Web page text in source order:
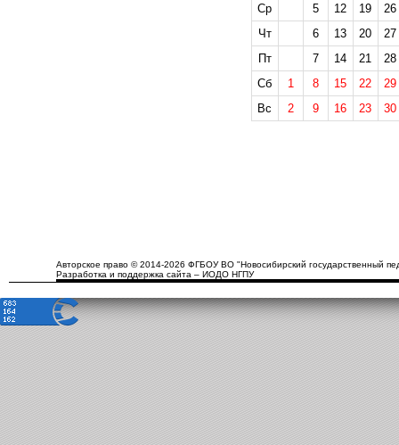
Ср
5 12 19
26
Чт
6 13 20
27
Пт
7 14 21
28
Сб
1 8 15 22
29
Вс
2 9 16 23 30
Авторское право © 2014-2026 ФГБОУ ВО "Новосибирский государственный
Разработка и поддержка сайта – ИОДО НГПУ